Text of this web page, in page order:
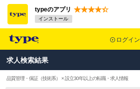
typeのアプリ
インストール
ログイン
求人検索結果
品質管理・保証（技術系） × 設立30年以上の転職・求人情報